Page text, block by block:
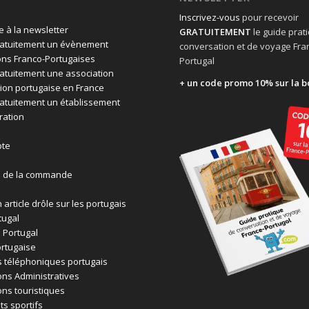
à la newsletter
un évènement
Franco-Portugaises
une association
portugaise en France
un établissement
la commande
article drôle sur les portugais
Portugal
téléphoniques portugais
Administratives
touristiques
sportifs
Inscrivez-vous pour recevoir
GRATUITEMENT le guide
conversation et de voyage
Portugal
+ un code promo 10% sur la